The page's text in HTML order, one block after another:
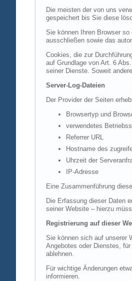
Die meisten der von uns
gespeichert bis Sie diese
Sie können Ihren Browser
ausschließen sowie das
Cookies, die zur
auf Grundlage von Art. 6
seiner Dienste. Soweit
Server-Log-Dateien
Der Provider der Seiten
Browsertyp und
verwendetes
Referrer URL
Hostname des
Uhrzeit der
IP-Adresse
Eine Zusammenführung
Die Erfassung dieser Daten
seiner Website – hierzu
Registrierung auf dieser
Sie können sich auf unserer
Angebotes oder Dienstes,
ablehnen.
Für wichtige Änderungen
informieren.